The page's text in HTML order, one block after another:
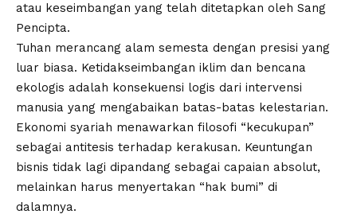
atau keseimbangan yang telah ditetapkan oleh Sang
Pencipta.
Tuhan merancang alam semesta dengan presisi yang
luar biasa. Ketidakseimbangan iklim dan bencana
ekologis adalah konsekuensi logis dari intervensi
manusia yang mengabaikan batas-batas kelestarian.
Ekonomi syariah menawarkan filosofi “kecukupan”
sebagai antitesis terhadap kerakusan. Keuntungan
bisnis tidak lagi dipandang sebagai capaian absolut,
melainkan harus menyertakan “hak bumi” di
dalamnya.